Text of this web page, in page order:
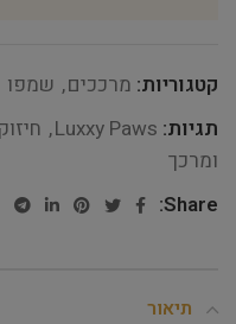
קטגוריות: מרככים, שמפו
תגיות: Luxxy Paws
,
ומרכך
Share:
תיאור